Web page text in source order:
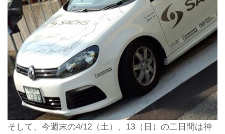
そして、今週末の4/12（土）、13（日）の二日間は神